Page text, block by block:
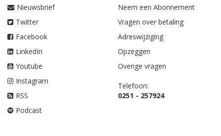
Nieuwsbrief
Twitter
Facebook
LinkedIn
Youtube
Instagram
RSS
Podcast
Neem een Abonnement
Vragen over betaling
Adreswijziging
Opzeggen
Overige vragen
Telefoon:
0251 - 257924